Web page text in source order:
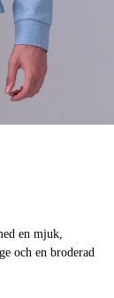
och en broderad